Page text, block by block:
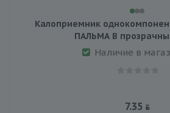
Калоприемник
ПАЛЬМА В
Наличие в
7.35